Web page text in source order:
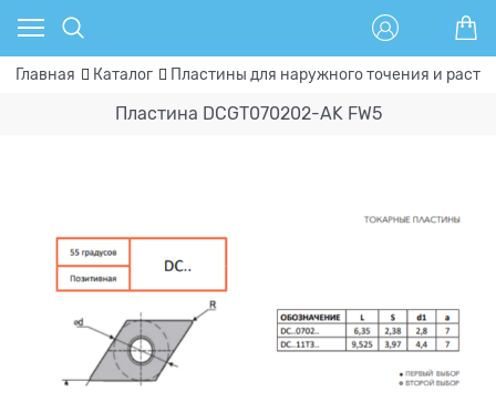
Главная Каталог Пластины для наружного точения и
Пластина DCGT070202-AK FW5